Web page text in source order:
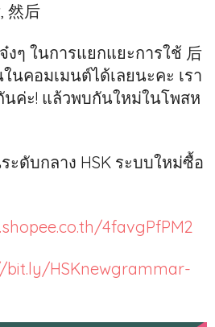
然后
งๆ ในการแยกแยะการใช้ 后
นคอมเมนต์ได้เลยนะคะ เรา
นค่ะ! แล้วพบกันใหม่ในโพสห
ดับกลาง HSK ระบบใหม่ซื้อ
4favgPfPM2
bit.ly/HSKnewgrammar-